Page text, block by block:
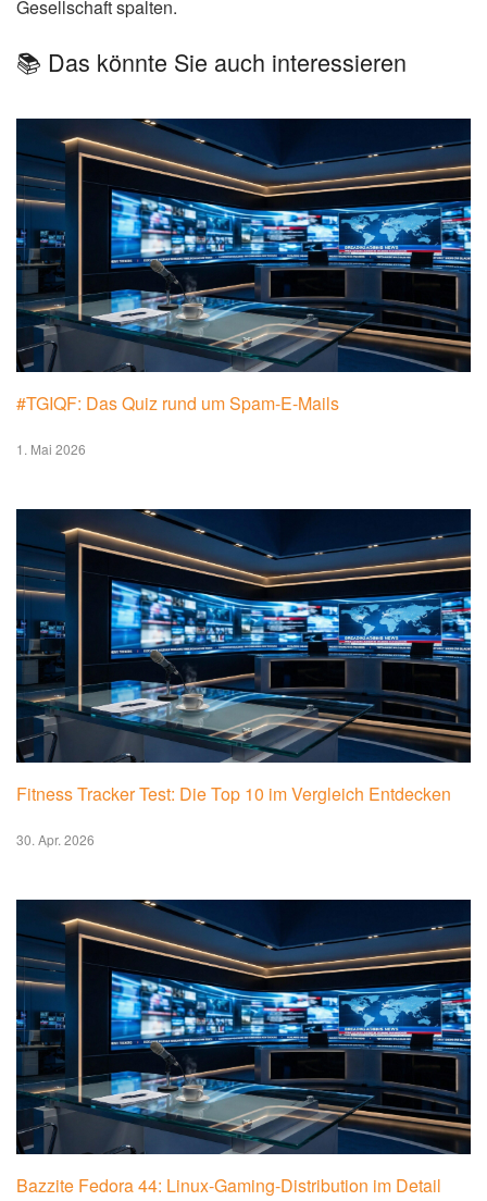
Ergänzendes Bild im Artikel zu Desinformation Iran Lego (Bild:
Bilderpool)
Die Tagesschauberichtet regelmäßig über die Problematik
von Desinformation und ihre Auswirkungen auf die
Gesellschaft.
Wie geht es weiter?
Es ist zu erwarten, dass die Verbreitung von
Desinformation durch unkonventionelle Methoden wie
Konfliktparteien werden immer kreativere Wege finden, um
zu beeinflussen. Es ist daher umso wichtiger, dass Bürger,
Medien und Politik gemeinsam gegen Desinformation
vorgehen und die Fähigkeit zur Medienkompetenz und
Quellenkritik stärken. Nur so kann verhindert werden, dass
Falschinformationen die Demokratie untergraben und die
Gesellschaft spalten.
📚 Das könnte Sie auch interessieren
#TGIQF: Das Quiz rund um Spam-E-Mails
1. Mai 2026